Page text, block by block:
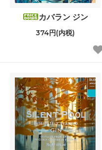
カバラン ジン
374円(内税)